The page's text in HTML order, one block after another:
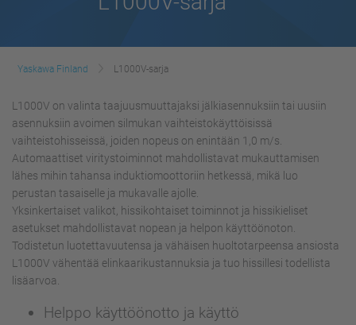
Yaskawa Finland L1000V-sarja
L1000V on valinta taajuusmuuttajaksi jälkiasennuksiin tai uusiin
asennuksiin avoimen silmukan vaihteistokäyttöisissä
vaihteistohisseissä, joiden nopeus on enintään 1,0 m/s.
Automaattiset viritystoiminnot mahdollistavat mukauttamisen
lähes mihin tahansa induktiomoottoriin hetkessä, mikä luo
perustan tasaiselle ja mukavalle ajolle.
Yksinkertaiset valikot, hissikohtaiset toiminnot ja hissikieliset
asetukset mahdollistavat nopean ja helpon käyttöönoton.
Todistetun luotettavuutensa ja vähäisen huoltotarpeensa ansiosta
L1000V vähentää elinkaarikustannuksia ja tuo hissillesi todellista
lisäarvoa.
Helppo käyttöönotto ja käyttö